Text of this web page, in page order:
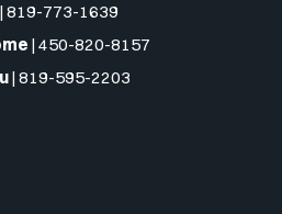
| 819-773-1639
| 450-820-8157
| 819-595-2203